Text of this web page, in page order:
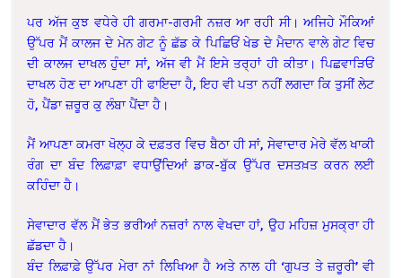
ਪਰ ਅੱਜ ਕੁਝ ਵਧੇਰੇ ਹੀ ਗਰਮਾ-ਗਰਮੀ ਨਜ਼ਰ ਆ ਰਹੀ ਸੀ। ਅਜਿਹੇ ਮੌਕਿਆਂ
ਉੱਪਰ ਮੈਂ ਕਾਲਜ ਦੇ ਮੇਨ ਗੇਟ ਨੂੰ ਛੱਡ ਕੇ ਪਿਛਿਓਂ ਖੇਡ ਦੇ ਮੈਦਾਨ ਵਾਲੇ ਗੇਟ ਵਿਚ
ਦੀ ਕਾਲਜ ਦਾਖਲ ਹੁੰਦਾ ਸਾਂ, ਅੱਜ ਵੀ ਮੈਂ ਇਸੇ ਤਰ੍ਹਾਂ ਹੀ ਕੀਤਾ। ਪਿਛਵਾੜਿਓਂ
ਦਾਖਲ ਹੋਣ ਦਾ ਆਪਣਾ ਹੀ ਫਾਇਦਾ ਹੈ, ਇਹ ਵੀ ਪਤਾ ਨਹੀਂ ਲਗਦਾ ਕਿ ਤੁਸੀਂ ਲੇਟ
ਹੋ, ਪੈਂਡਾ ਜ਼ਰੂਰ ਕੁ ਲੰਬਾ ਪੈਂਦਾ ਹੈ।
ਮੈਂ ਆਪਣਾ ਕਮਰਾ ਖੋਲ੍ਹ ਕੇ ਦਫ਼ਤਰ ਵਿਚ ਬੈਠਾ ਹੀ ਸਾਂ, ਸੇਵਾਦਾਰ ਮੇਰੇ ਵੱਲ ਖਾਕੀ
ਰੰਗ ਦਾ ਬੰਦ ਲਿਫ਼ਾਫ਼ਾ ਵਧਾਉਂਦਿਆਂ ਡਾਕ-ਬੁੱਕ ਉੱਪਰ ਦਸਤਖ਼ਤ ਕਰਨ ਲਈ
ਕਹਿੰਦਾ ਹੈ।
ਸੇਵਾਦਾਰ ਵੱਲ ਮੈਂ ਭੇਤ ਭਰੀਆਂ ਨਜ਼ਰਾਂ ਨਾਲ ਵੇਖਦਾ ਹਾਂ, ਉਹ ਮਹਿਜ਼ ਮੁਸਕ੍ਰਾ ਹੀ
ਛੱਡਦਾ ਹੈ।
ਬੰਦ ਲਿਫ਼ਾਫ਼ੇ ਉੱਪਰ ਮੇਰਾ ਨਾਂ ਲਿਖਿਆ ਹੈ ਅਤੇ ਨਾਲ ਹੀ ‘ਗੁਪਤ ਤੇ ਜ਼ਰੂਰੀ’ ਵੀ